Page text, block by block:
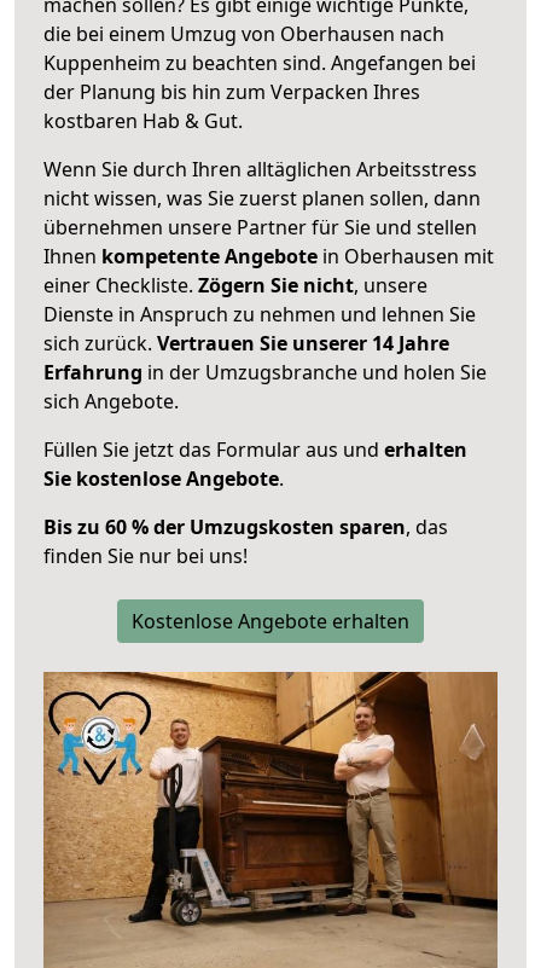
die bei einem Umzug von Oberhausen nach
Kuppenheim zu beachten sind. Angefangen bei
der Planung bis hin zum Verpacken Ihres
kostbaren Hab & Gut.
Wenn Sie durch Ihren alltäglichen Arbeitsstress
nicht wissen, was Sie zuerst planen sollen, dann
übernehmen unsere Partner für Sie und stellen
Ihnen kompetente Angebote in Oberhausen mit
einer Checkliste. Zögern Sie nicht, unsere
Dienste in Anspruch zu nehmen und lehnen Sie
sich zurück. Vertrauen Sie unserer 14 Jahre
Erfahrung in der Umzugsbranche und holen Sie
sich Angebote.
Füllen Sie jetzt das Formular aus und erhalten
Sie kostenlose Angebote.
Bis zu 60 % der Umzugskosten sparen, das
finden Sie nur bei uns!
Kostenlose Angebote erhalten